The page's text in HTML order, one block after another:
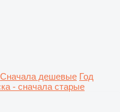
Сначала дешевые Год
- сначала старые